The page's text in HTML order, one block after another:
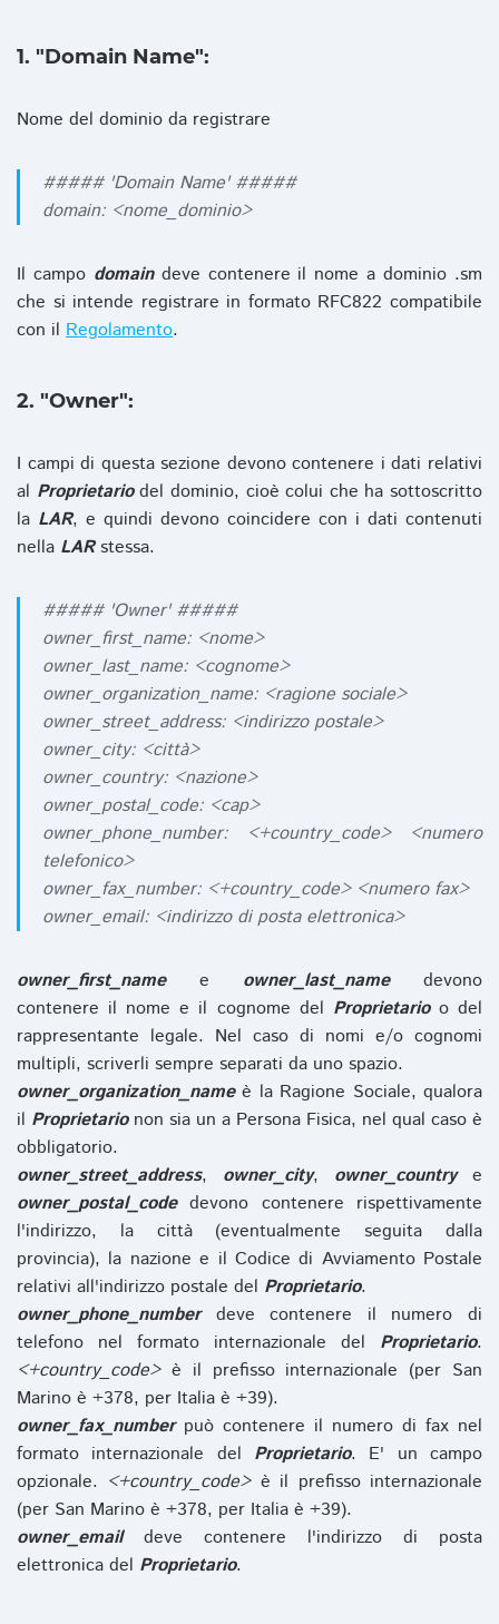
1. "Domain Name":
Nome del dominio da registrare
##### 'Domain Name' #####
domain: <nome_dominio>
Il campo domaindeve contenere il nome a dominio .sm
che si intende registrare in formato RFC822 compatibile
con il Regolamento.
2. "Owner":
I campi di questa sezione devono contenere i dati relativi
al Proprietariodel dominio, cioè colui che ha sottoscritto
la LAR, e quindi devono coincidere con i dati contenuti
nella LARstessa.
##### 'Owner' #####
owner_first_name: <nome>
owner_last_name: <cognome>
owner_organization_name: <ragione sociale>
owner_street_address: <indirizzo postale>
owner_city: <città>
owner_country: <nazione>
owner_postal_code: <cap>
owner_phone_number: <+country_code> <numero
telefonico>
owner_fax_number: <+country_code> <numero fax>
owner_email: <indirizzo di posta elettronica>
owner_first_namee owner_last_namedevono
contenere il nome e il cognome del Proprietarioo del
rappresentante legale. Nel caso di nomi e/o cognomi
multipli, scriverli sempre separati da uno spazio.
owner_organization_nameè la Ragione Sociale, qualora
il Proprietarionon sia un a Persona Fisica, nel qual caso è
obbligatorio.
owner_street_address, owner_city, owner_countrye
owner_postal_codedevono contenere rispettivamente
l'indirizzo, la città (eventualmente seguita dalla
provincia), la nazione e il Codice di Avviamento Postale
relativi all'indirizzo postale del Proprietario.
owner_phone_numberdeve contenere il numero di
telefono nel formato internazionale del Proprietario.
<+country_code>è il prefisso internazionale (per San
Marino è +378, per Italia è +39).
owner_fax_numberpuò contenere il numero di fax nel
formato internazionale del Proprietario. E' un campo
opzionale. <+country_code>è il prefisso internazionale
(per San Marino è +378, per Italia è +39).
owner_emaildeve contenere l'indirizzo di posta
elettronica del Proprietario.